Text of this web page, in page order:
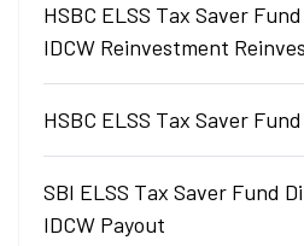
HSBC ELSS Tax Saver
IDCW Reinvestment
HSBC ELSS Tax Saver Fund
SBI ELSS Tax Saver Fund
IDCW Payout